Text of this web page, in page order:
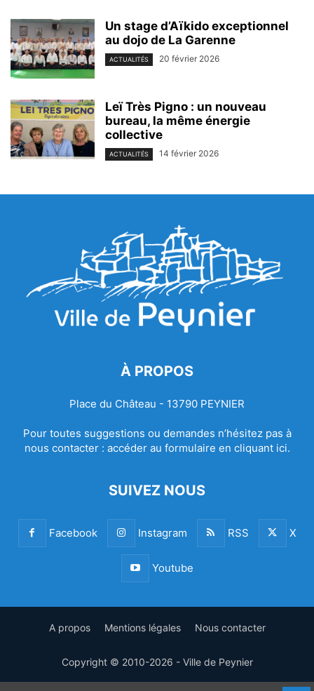
Un stage d’Aïkido exceptionnel
au dojo de La Garenne
ACTUALITÉS 20 février 2026
Leï Très Pigno : un nouveau
bureau, la même énergie
collective
ACTUALITÉS 14 février 2026
À PROPOS
Place du Château - 13790 PEYNIER
Pour toutes suggestions ou demandes n’hésitez pas à
nous contacter : accéder au formulaire en cliquant ici.
SUIVEZ NOUS
Facebook Instagram RSS X
Youtube
A propos Mentions légales Nous contacter
Copyright © 2010-2026 - Ville de Peynier